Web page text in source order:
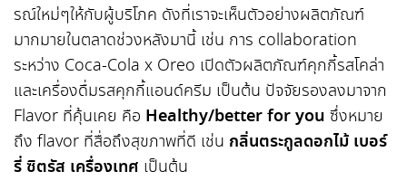
รณ์ใหม่ๆให้กับผู้บริโภค ดังที่เราจะเห็นตัวอย่างผลิตภัณฑ์
มากมายในตลาดช่วงหลังมานี้ เช่น การ collaboration
ระหว่าง Coca-Cola x Oreo เปิดตัวผลิตภัณฑ์คุกกี้รสโคล่า
และเครื่องดื่มรสคุกกี้แอนด์ครีม เป็นต้น ปัจจัยรองลงมาจาก
Flavor ที่คุ้นเคย คือ Healthy/better for you ซึ่งหมาย
ถึง flavor ที่สื่อถึงสุขภาพที่ดี เช่น กลิ่นตระกูลดอกไม้ เบอร์
รี่ ซิตรัส เครื่องเทศ เป็นต้น